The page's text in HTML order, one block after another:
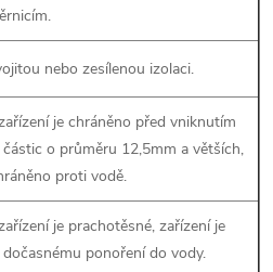
nebo zesílenou izolaci.
je chráněno před vniknutím
o průměru 12,5mm a větších,
proti vodě.
je prachotěsné, zařízení je
ponoření do vody.